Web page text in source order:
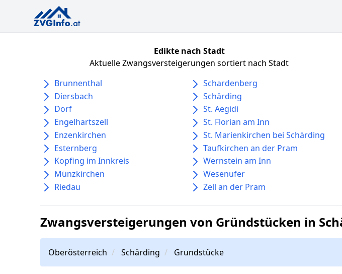
Edikte nach Stadt
Aktuelle Zwangsversteigerungen sortiert nach Stadt
Brunnenthal
Diersbach
Dorf
Engelhartszell
Enzenkirchen
Esternberg
Kopfing im Innkreis
Münzkirchen
Riedau
Schardenberg
Schärding
St. Aegidi
St. Florian am Inn
St. Marienkirchen bei Schärding
Taufkirchen an der Pram
Wernstein am Inn
Wesenufer
Zell an der Pram
Zwangsversteigerungen von Gründstücken in
Oberösterreich Schärding Grundstücke